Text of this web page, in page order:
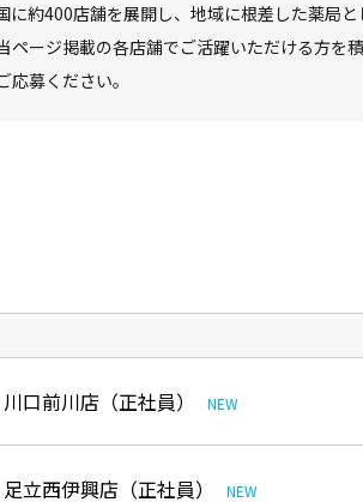
に約400店舗を展開し、地域に根差した薬局と
ページ掲載の各店舗でご活躍いただける方を
応募ください。
口前川店（正社員） NEW
立西伊興店（正社員） NEW